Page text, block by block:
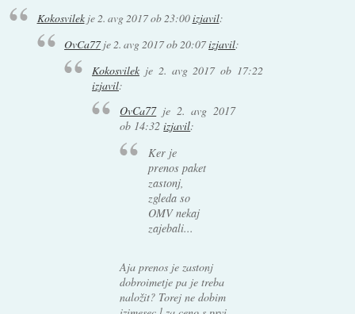
Kokosvilekje2. avg 2017 ob 23:00izjavil:
OvCa77je 2. avg 2017 ob 20:07izjavil:
Kokosvilekje 2. avg 2017 ob 17:22
izjavil:
OvCa77je 2. avg 2017
ob 14:32 izjavil:
Ker je
prenos paket
zastonj,
zgleda so
OMV nekaj
zajebali...
Aja prenos je zastonj
dobroimetje pa je treba
naložit? Torej ne dobim